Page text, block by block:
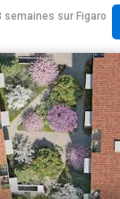
semaines sur Figaro